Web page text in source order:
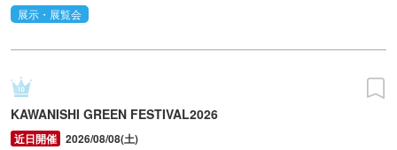
展示・展覧会
KAWANISHI GREEN FESTIVAL2026
2026/08/08(土)